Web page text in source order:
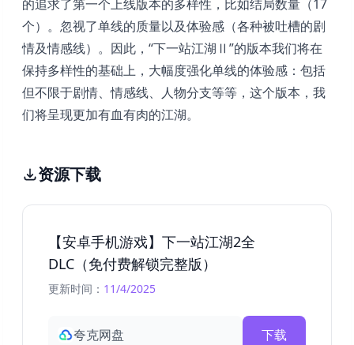
的追求了第一个上线版本的多样性，比如结局数量（17
个）。忽视了单线的质量以及体验感（各种被吐槽的剧
情及情感线）。因此，“下一站江湖Ⅱ”的版本我们将在
保持多样性的基础上，大幅度强化单线的体验感：包括
但不限于剧情、情感线、人物分支等等，这个版本，我
们将呈现更加有血有肉的江湖。
资源下载
【安卓手机游戏】下一站江湖2全
DLC（免付费解锁完整版）
更新时间： 11/4/2025
夸克网盘 下载